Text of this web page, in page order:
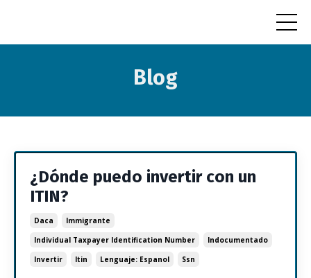
Blog
¿Dónde puedo invertir con un
ITIN?
Daca
Immigrante
Individual Taxpayer Identification Number
Indocumentado
Invertir
Itin Lenguaje: Espanol Ssn